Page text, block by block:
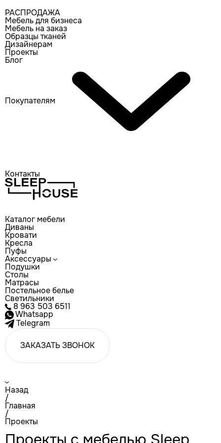
РАСПРОДАЖА
Мебель для бизнеса
Мебель на заказ
Образцы тканей
Дизайнерам
Проекты
Блог
Покупателям
Контакты
Каталог мебели
Диваны
Кровати
Кресла
Пуфы
Аксессуары
Подушки
Столы
Матрасы
Постельное белье
Светильники
8 963 503 6511
Whatsapp
Telegram
ЗАКАЗАТЬ ЗВОНОК
Назад
/
Главная
/
Проекты